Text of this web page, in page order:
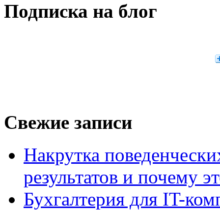
Подписка на блог
Свежие записи
Накрутка
результатов и почему
Бухгалтерия для IT-